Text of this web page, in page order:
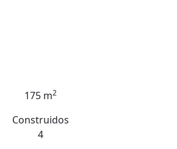
175 m2
Construidos
4